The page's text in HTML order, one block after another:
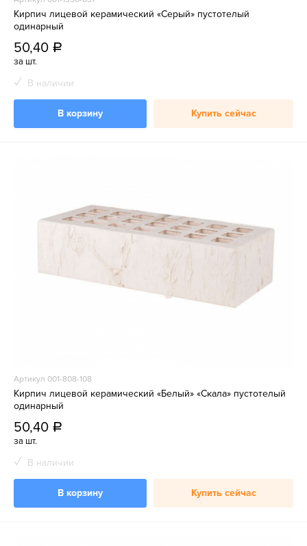
Кирпич лицевой керамический «Серый» пустотелый
одинарный
50,40 a
за шт.
В наличии
В корзину Купить сейчас
Артикул 001-808-108
Кирпич лицевой керамический «Белый» «Скала» пустотелый
одинарный
50,40 a
за шт.
В наличии
В корзину Купить сейчас